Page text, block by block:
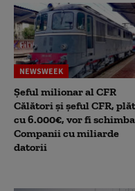
NEWSWEEK
Șeful milionar al CFR
Călători și șeful CFR,
cu 6.000€, vor fi
Companii cu miliarde
datorii